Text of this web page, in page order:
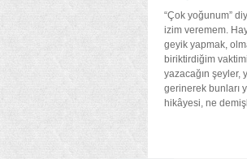
“Çok yoğunum”
izim veremem.
geyik yapmak,
biriktirdiğim
yazacağın şeyler,
gerinerek bunları
hikâyesi, ne